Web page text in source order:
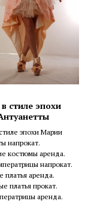
стиле эпохи
эпохи Марии
напрокат.
костюмы аренда.
напрокат.
платья аренда.
платья прокат.
аренда.